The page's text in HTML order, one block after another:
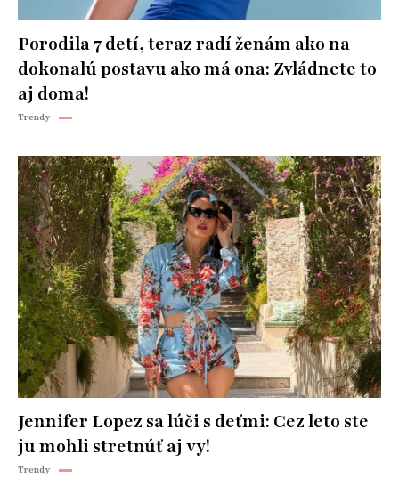
Porodila 7 detí, teraz radí ženám ako na
dokonalú postavu ako má ona: Zvládnete to
aj doma!
Trendy
Jennifer Lopez sa lúči s deťmi: Cez leto ste
ju mohli stretnúť aj vy!
Trendy